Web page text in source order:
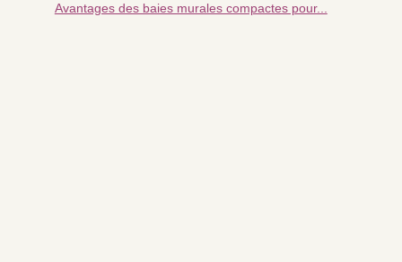
Avantages des baies murales compactes pour...